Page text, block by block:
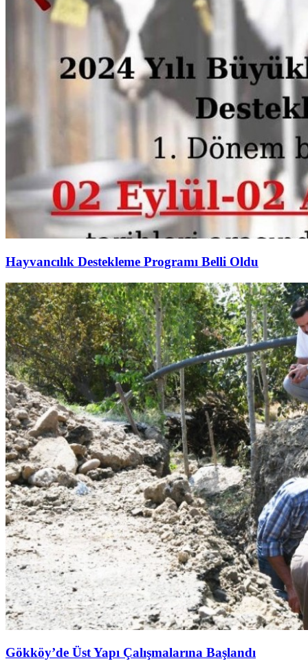
Hayvancılık Destekleme Programı Belli Oldu
Gökköy’de Üst Yapı Çalışmalarına Başlandı